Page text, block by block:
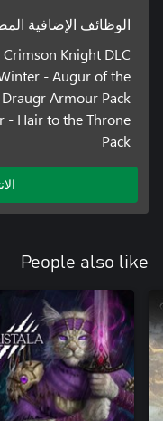
الوظائف الإضافية
Crimson Knight DLC
- Augur of the
Draugr Armour Pack
- Hair to the Throne
Pack
People also like